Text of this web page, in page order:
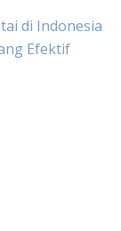
di Indonesia
Efektif